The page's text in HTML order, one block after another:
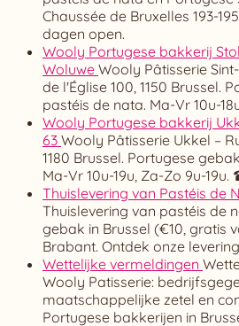
Chaussée de Bruxelles 193-
dagen open.
Wooly Portugese bakkerij
Woluwe Wooly Pâtisserie
de l'Église 100, 1150 Brussel.
pastéis de nata. Ma-Vr 10u-
Wooly Portugese bakkerij
63 Wooly Pâtisserie Ukkel –
1180 Brussel. Portugese
Ma-Vr 10u-19u, Za-Zo 9u-
Thuislevering van Pastéis de
Thuislevering van pastéis de
gebak in Brussel (€10, gratis
Brabant. Ontdek onze
Wettelijke vermeldingen
Wooly Patisserie:
maatschappelijke zetel en
Portugese bakkerijen in